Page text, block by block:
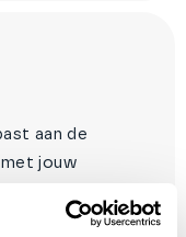
aan de
jouw